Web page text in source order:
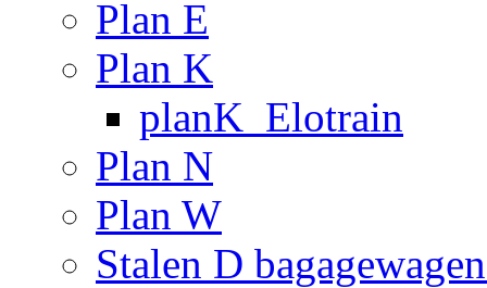
Plan E
Plan K
planK_Elotrain
Plan N
Plan W
Stalen D